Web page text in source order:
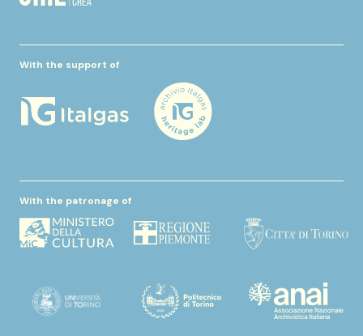
With the support of
With the patronage of